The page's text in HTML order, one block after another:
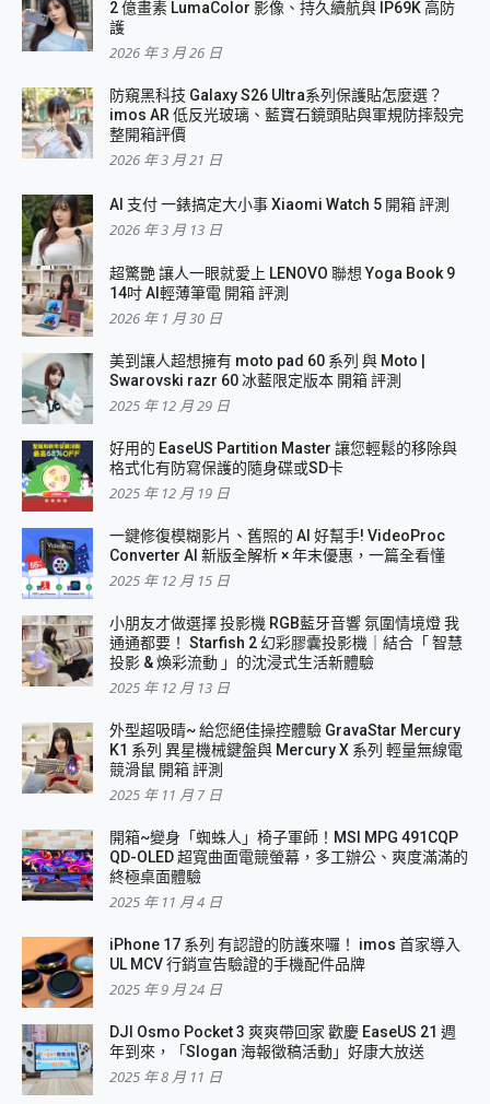
2 億畫素 LumaColor 影像、持久續航與 IP69K 高防
護
2026 年 3 月 26 日
防窺黑科技 Galaxy S26 Ultra系列保護貼怎麼選？
imos AR 低反光玻璃、藍寶石鏡頭貼與軍規防摔殼完
整開箱評價
2026 年 3 月 21 日
AI 支付 一錶搞定大小事 Xiaomi Watch 5 開箱 評測
2026 年 3 月 13 日
超驚艷 讓人一眼就愛上 LENOVO 聯想 Yoga Book 9
14吋 AI輕薄筆電 開箱 評測
2026 年 1 月 30 日
美到讓人超想擁有 moto pad 60 系列 與 Moto |
Swarovski razr 60 冰藍限定版本 開箱 評測
2025 年 12 月 29 日
好用的 EaseUS Partition Master 讓您輕鬆的移除與
格式化有防寫保護的隨身碟或SD卡
2025 年 12 月 19 日
一鍵修復模糊影片、舊照的 AI 好幫手! VideoProc
Converter AI 新版全解析 × 年末優惠，一篇全看懂
2025 年 12 月 15 日
小朋友才做選擇 投影機 RGB藍牙音響 氛圍情境燈 我
通通都要！ Starfish 2 幻彩膠囊投影機｜結合「 智慧
投影 & 煥彩流動 」的沈浸式生活新體驗
2025 年 12 月 13 日
外型超吸晴~ 給您絕佳操控體驗 GravaStar Mercury
K1 系列 異星機械鍵盤與 Mercury X 系列 輕量無線電
競滑鼠 開箱 評測
2025 年 11 月 7 日
開箱~變身「蜘蛛人」椅子軍師！MSI MPG 491CQP
QD-OLED 超寬曲面電競螢幕，多工辦公、爽度滿滿的
終極桌面體驗
2025 年 11 月 4 日
iPhone 17 系列 有認證的防護來囉！ imos 首家導入
UL MCV 行銷宣告驗證的手機配件品牌
2025 年 9 月 24 日
DJI Osmo Pocket 3 爽爽帶回家 歡慶 EaseUS 21 週
年到來，「Slogan 海報徵稿活動」好康大放送
2025 年 8 月 11 日